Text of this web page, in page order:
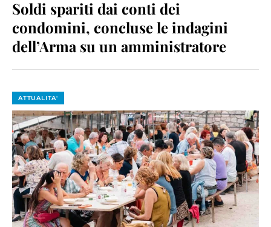
Soldi spariti dai conti dei
condomini, concluse le indagini
dell’Arma su un amministratore
ATTUALITA'